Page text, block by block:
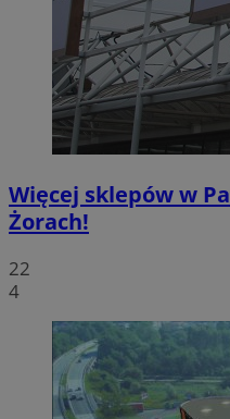
Więcej sklepów w
Żorach!
22
4